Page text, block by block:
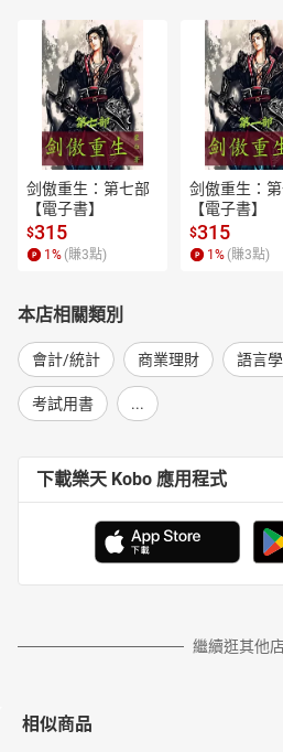
剑傲重生：第七部
【電子書】
$315
1 % (賺3點)
剑傲重生：
【電子書】
$315
1 % (賺3點)
本店相關類別
會計/統計 商業理財 語言
考試用書 ...
下載樂天 Kobo 應用程式
繼續逛其他
相似商品